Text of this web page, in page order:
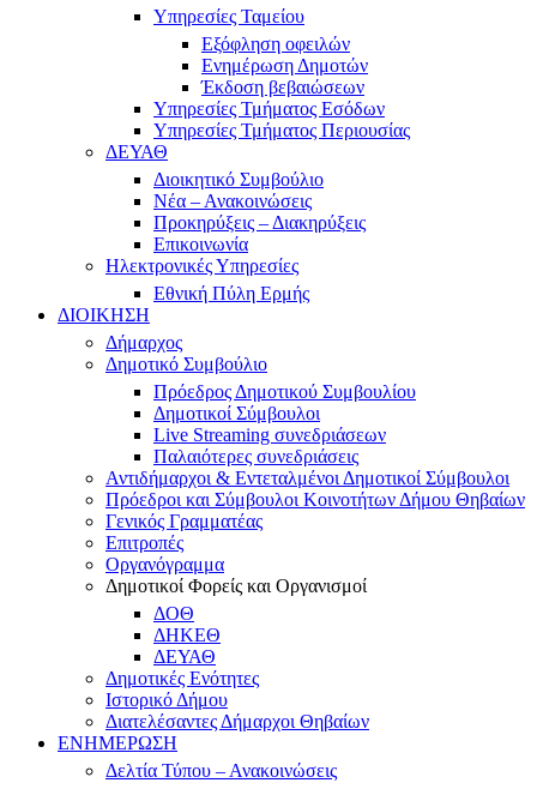
Υπηρεσίες Ταμείου
Εξόφληση οφειλών
Ενημέρωση Δημοτών
Έκδοση βεβαιώσεων
Υπηρεσίες Τμήματος Εσόδων
Υπηρεσίες Τμήματος Περιουσίας
ΔΕΥΑΘ
Διοικητικό Συμβούλιο
Νέα – Ανακοινώσεις
Προκηρύξεις – Διακηρύξεις
Επικοινωνία
Ηλεκτρονικές Υπηρεσίες
Εθνική Πύλη Ερμής
ΔΙΟΙΚΗΣΗ
Δήμαρχος
Δημοτικό Συμβούλιο
Πρόεδρος Δημοτικού Συμβουλίου
Δημοτικοί Σύμβουλοι
Live Streaming συνεδριάσεων
Παλαιότερες συνεδριάσεις
Αντιδήμαρχοι & Εντεταλμένοι Δημοτικοί Σύμβουλοι
Πρόεδροι και Σύμβουλοι Κοινοτήτων Δήμου Θηβαίων
Γενικός Γραμματέας
Επιτροπές
Οργανόγραμμα
Δημοτικοί Φορείς και Οργανισμοί
ΔΟΘ
ΔΗΚΕΘ
ΔΕΥΑΘ
Δημοτικές Ενότητες
Ιστορικό Δήμου
Διατελέσαντες Δήμαρχοι Θηβαίων
ΕΝΗΜΕΡΩΣΗ
Δελτία Τύπου – Ανακοινώσεις